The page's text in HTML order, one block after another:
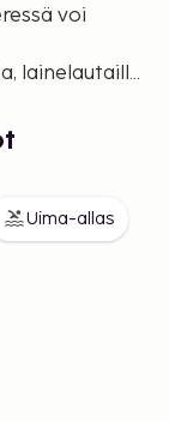
voi
lainelautailla
pidät
baari. Kato
useimmille,
Uima-allas